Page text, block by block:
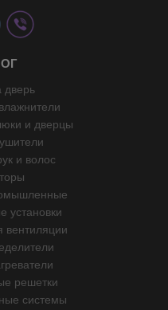
дверь
и дверцы
и волос
установки
вентиляции
решетки
системы